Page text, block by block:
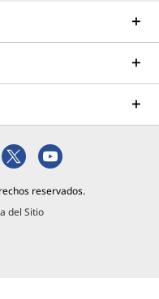
reservados.
del Sitio